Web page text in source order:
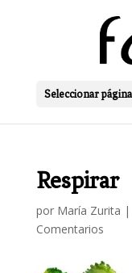
Seleccionar página
Respirar
por María Zurita |
Comentarios